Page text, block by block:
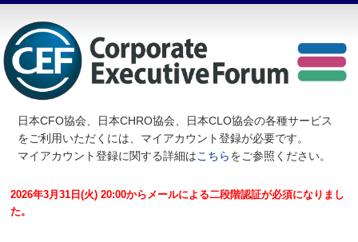
日本CFO協会、日本CHRO協会、日本CLO協会の各種サービス
をご利用いただくには、マイアカウント登録が必要です。
マイアカウント登録に関する詳細はこちらをご参照ください。
2026年3月31日(火) 20:00からメールによる二段階認証が必須になりまし
た。